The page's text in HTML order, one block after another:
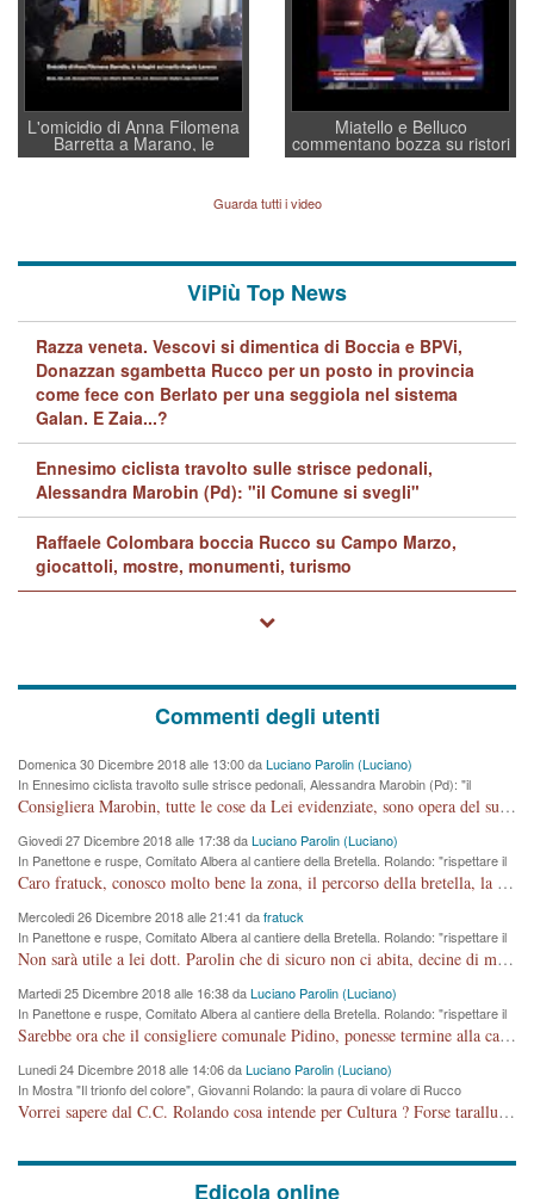
L'omicidio di Anna Filomena
Barretta a Marano, le
indagini dei carabinieri di
Lavarra: più avvincenti di
quelle di... Barbara D'Urso
Miatello e Belluco
commentano bozza su ristori
BPVi e Veneto Banca
Guarda tutti i video
ViPiù Top News
Razza veneta. Vescovi si dimentica di Boccia e BPVi,
Donazzan sgambetta Rucco per un posto in provincia
come fece con Berlato per una seggiola nel sistema
Galan. E Zaia...?
Ennesimo ciclista travolto sulle strisce pedonali,
Alessandra Marobin (Pd): "il Comune si svegli"
Raffaele Colombara boccia Rucco su Campo Marzo,
giocattoli, mostre, monumenti, turismo
Commenti degli utenti
Domenica 30 Dicembre 2018 alle 13:00 daLuciano Parolin (Luciano)
In Ennesimo ciclista travolto sulle strisce pedonali, Alessandra Marobin (Pd): "il
Comune si svegli"
Consigliera Marobin, tutte le cose da Lei evidenziate, sono opera del suo ex Assessore e compagno di Partito Antonio Marco Dalla Pozza Assessore alla "progettazione" di piste ciclabili e altre porcherie. A lui manderei il conto da saldare per incidenti e danni alle persone. E' ora che "finiamola." Avete perso rassegnatevi. qui IL SINDACO RUCCO NON C'ENTRA PER NIENTE. CAPITO!!!!!!!! Amen.
Giovedi 27 Dicembre 2018 alle 17:38 daLuciano Parolin (Luciano)
In Panettone e ruspe, Comitato Albera al cantiere della Bretella. Rolando: "rispettare il
cronoprogramma"
Caro fratuck, conosco molto bene la zona, il percorso della bretella, la situazione dei cittadini, abito in Viale Trento. A partire dal 2003 ho partecipato al Comitato di Maddalene pro bretella, e a riunioni propositive per apportare modifiche al progetto. Numerose mie foto del territorio sono arrivate a Roma, altri miei interventi (non graditi dalla Sx) sono stati pubblicati dal GdV, assieme ad altri come Ciro Asproso, ora favorevole alla bretella. Ho partecipato alla raccolta firme per la chiusura della strada x 5 giorni eseguita dal Sindaco Hullwech per sforamento 180 Micro/g. Pertanto come impegno per la tematica sono apposto con la coscienza. Ora il Progetto è partito, fine! Voglio dire che la nuova Giunta "comunale" non c'entra più. L'opera sarà "malauguratamente" eseguita, ma non con il mio placet. Il Consigliere Comunale dovrebbe capire che la campagna elettorale è finita, con buona pace di tutti. Quello che invece dovrebbe interessare è la proprietà della strada, dall'uscita autostradale Ovest, sino alla Rotatoria dell'Albara, vi sono tre possessori: Autostrade SpA; La Provincia, il Comune. Come la mettiamo per il futuro ? I costi, da 50 sono saliti a 100 milioni di € come dire 20 milioni a KM (!) da non credere. Comunque si farà. Ma nessuno canti Vittoria, anzi meglio non farne un ulteriore fatto "partitico" per questioni elettorali o di seggio. Se mi manda la sua mail, sono disponibile ad inviare i documenti e le foto sopra descritte. Con ossequi, Luciano Parolin
Mercoledi 26 Dicembre 2018 alle 21:41 dafratuck
In Panettone e ruspe, Comitato Albera al cantiere della Bretella. Rolando: "rispettare il
cronoprogramma"
Non sarà utile a lei dott. Parolin che di sicuro non ci abita, decine di migliaia di TIR, automobili e padroncini che passano quotidianamente per una strada appena rotabile, non è più possibile stendere i panni, attraversare la strada senza rischiare la morte, le case stanno crepando, i tempi sono cambiati e la bretella non passerà assolutamente per maddalene (ma cosa sta a dire?!), dia invece responsabilità a chi ha costruito tagliando la strada che doveva invece terminare a isola vicentina e non al moracchino lasciando Motta di Costabissara ancora in panne di traffico. I tempi sono cambiati dottore e se l'anagrafe della vita stagna nell'essere umano impressioni conservatrici, la società non le considera perchè va avanti, si industrializza e ha bisogno di infrastrutture e di sviluppo. Ultima considerazione, se è geloso di Rolando perchè vede in lui solo campagne politiche mentre si difendono i SOLI diritti dei cittadini, la preghiamo faccia considerazioni più appropriate. Saluti e complimenti per i suoi scritti.
Martedi 25 Dicembre 2018 alle 16:38 daLuciano Parolin (Luciano)
In Panettone e ruspe, Comitato Albera al cantiere della Bretella. Rolando: "rispettare il
cronoprogramma"
Sarebbe ora che il consigliere comunale Pidino, ponesse termine alla campagna elettorale nel territorio del suo seggio Villaggio del Sole. La tiraca è iniziata, distruggerà 6 km di prateria ovest della città, ricca di fonti e sorgenti d'acqua. I cittadini di Maddalene non avranno più Pace la notte. Molta colpa per la costruzione di questa Strada è proprio del signor Rolando,dei suoi gazebo mobili e che vuol far passare questa opera VANDALICA come progetto "utile" a chi ? Non è cosa seria sig. Rolando!
Lunedi 24 Dicembre 2018 alle 14:06 daLuciano Parolin (Luciano)
In Mostra "Il trionfo del colore", Giovanni Rolando: la paura di volare di Rucco
Vorrei sapere dal C.C. Rolando cosa intende per Cultura ? Forse tarallucci, vino e sagre, o spaghetti tricolori del PD ? Il continuo (s)parlare della mostra a Palazzo Chiericati caro consigliere DANNEGGIA FORTEMENTE l'immagine della città TUTTA e fa deviare i consensi che in RUSSIA (badi bene ex U.R.S.S.) sono ECCELLENTI. A livello artistico l'evento è di alta Valenza culturale, COMPITO di Tutta la Cittadinanza fare il possibile per propagandare l'iniziativa senza farne UN CASO PARTITICO come fa Lei da sempre. Meno Gazebo + Partecipazione! E così sia. Amen.
Edicola online